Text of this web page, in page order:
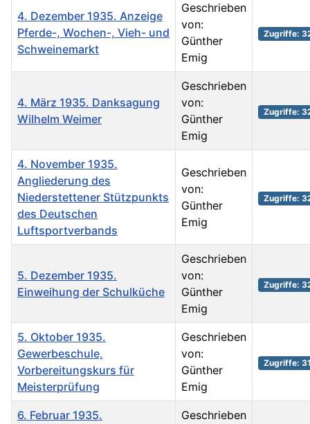
4. Dezember 1935. Anzeige
Pferde-, Wochen-, Vieh- und
Schweinemarkt
Geschrieben
von:
Günther
Emig
Zugriffe:
4. März 1935. Danksagung
Wilhelm Weimer
Geschrieben
von:
Günther
Emig
Zugriffe:
4. November 1935.
Angliederung des
Niederstettener Stützpunkts
des Deutschen
Luftsportverbands
Geschrieben
von:
Günther
Emig
Zugriffe:
5. Dezember 1935.
Einweihung der Schulküche
Geschrieben
von:
Günther
Emig
Zugriffe:
5. Oktober 1935.
Gewerbeschule,
Vorbereitungskurs für
Meisterprüfung
Geschrieben
von:
Günther
Emig
Zugriffe:
6. Februar 1935. Geschrieben